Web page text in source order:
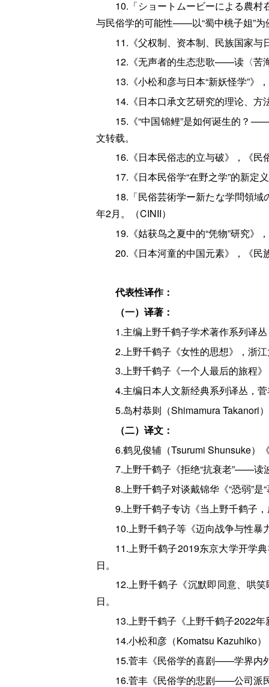
10.「ショートムービーによる農
与民俗学的可能性——以“蜀中桃子姐”
11.《父权制、资本制、民族国家
12.《无声者的生态悲歌——读〈苦
13.《小松和彦与日本“新妖怪学”》
14.《日本口承文艺研究的理论、
15.《“中国锦鲤”是如何诞生的？
文转载。
16.《日本民俗志的立与破》，《
17.《日本民俗学“在野之学”的新
18.「民俗芸術学ー新たな学問領
年2月。（CINII）
19.《姑获鸟之夏中的“凭物”研究》
20.《日本河童的中国元素》，《
代表性译作：
（一）译著：
1.主编上野千鹤子学术著作系列译
2.上野千鹤子《女性的思想》，浙
3.上野千鹤子《一个人最后的旅程
4.主编日本人文新经典系列译丛，
5.岛村恭则（Shimamura Takanori
（二）译文：
6.鹤见俊辅（Tsurumi Shunsuke）
7.上野千鹤子《拒绝“抗衰老”——读
8.上野千鹤子对谈戴锦华《“恐弱”
9.上野千鹤子专访《当上野千鹤子
10.上野千鹤子等《迈向战争与性
11.上野千鹤子2019东京大学开学
日。
12.上野千鹤子《沉默即同意、哄
日。
13.上野千鹤子《上野千鹤子2022
14.小松和彦（Komatsu Kazuhiko
15.菅丰《民俗学的喜剧——学界内
16.菅丰《民俗学的悲剧——公司派